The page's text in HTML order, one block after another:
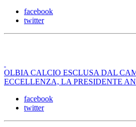
facebook
twitter
OLBIA CALCIO ESCLUSA DAL
ECCELLENZA, LA PRESIDENTE
facebook
twitter